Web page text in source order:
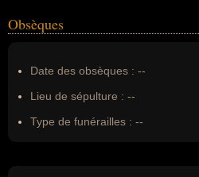
Obsèques
Date des obsèques : --
Lieu de sépulture : --
Type de funérailles : --